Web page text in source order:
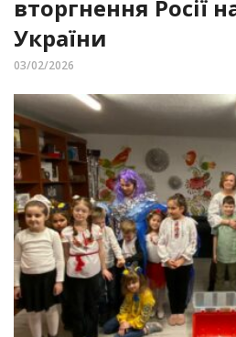
вторгнення Росії
України
03/02/2026